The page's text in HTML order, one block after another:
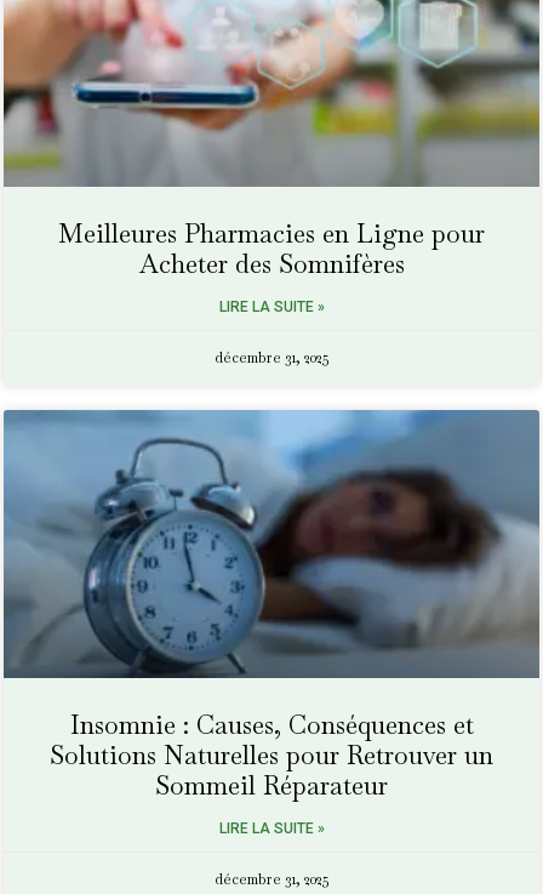
Meilleures Pharmacies en Ligne pour
Acheter des Somnifères
LIRE LA SUITE »
décembre 31, 2025
Insomnie : Causes, Conséquences et
Solutions Naturelles pour Retrouver un
Sommeil Réparateur
LIRE LA SUITE »
décembre 31, 2025